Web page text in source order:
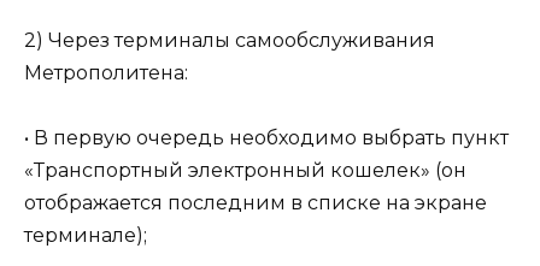
2) Через терминалы самообслуживания
Метрополитена:
• В первую очередь необходимо выбрать пункт
«Транспортный электронный кошелек» (он
отображается последним в списке на экране
терминале);